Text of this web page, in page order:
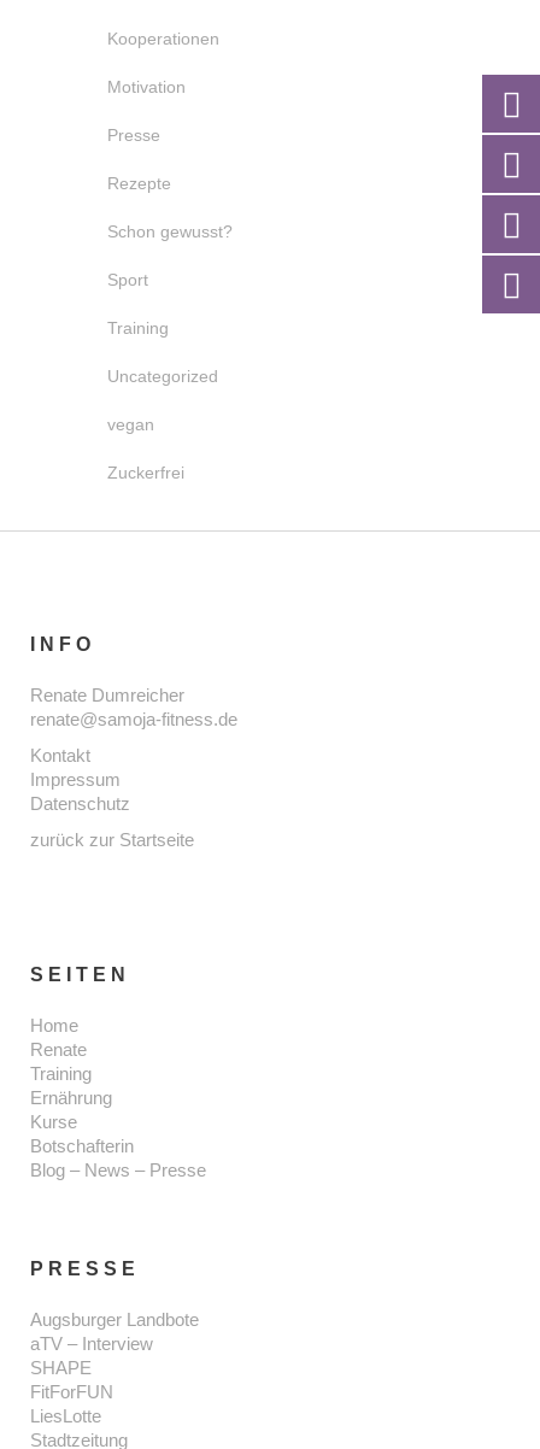
Kooperationen
Motivation
Presse
Rezepte
Schon gewusst?
Sport
Training
Uncategorized
vegan
Zuckerfrei
INFO
Renate Dumreicher
renate@samoja-fitness.de
Kontakt
Impressum
Datenschutz
zurück zur Startseite
SEITEN
Home
Renate
Training
Ernährung
Kurse
Botschafterin
Blog – News – Presse
PRESSE
Augsburger Landbote
aTV – Interview
SHAPE
FitForFUN
LiesLotte
Stadtzeitung